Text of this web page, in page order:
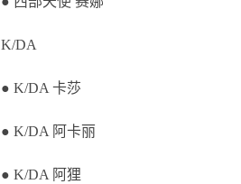
K/DA
● K/DA 卡莎
● K/DA 阿卡丽
● K/DA 阿狸